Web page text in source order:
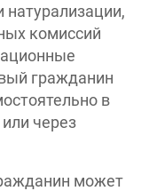
натурализации,
комиссий
гражданин
в
через
может